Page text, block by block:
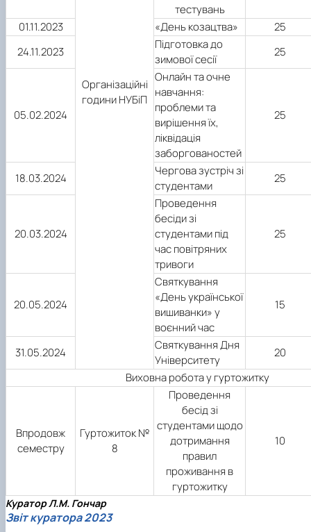
Організаційні
години НУБіП
тестувань
01.11.2023
«День козацтва»
25
24.11.2023
Підготовка до
зимової сесії
25
05.02.2024
Онлайн та очне
навчання:
проблеми та
вирішення їх,
ліквідація
заборгованостей
25
18.03.2024
Чергова зустріч зі
студентами
25
20.03.2024
Проведення
бесіди зі
студентами під
час повітряних
тривоги
25
20.05.2024
Святкування
«День української
вишиванки» у
воєнний час
15
31.05.2024
Святкування Дня
Університету
20
Виховна робота у гуртожитку
Впродовж
семестру
Гуртожиток №
8
Проведення
бесід зі
студентами щодо
дотримання
правил
проживання в
гуртожитку
10
Куратор Л.М. Гончар
Звіт куратора 2023